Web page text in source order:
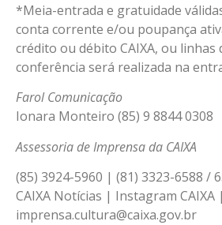
*Meia-entrada e gratuidade
conta corrente e/ou poupança
crédito ou débito CAIXA, ou linhas
conferência será realizada na
Farol Comunicação
Ionara Monteiro (85) 9 8844 0308
Assessoria de Imprensa da CAIXA
(85) 3924-5960 | (81) 3323-6588 /
CAIXA Notícias | Instagram CAIXA |
imprensa.cultura@caixa.gov.br